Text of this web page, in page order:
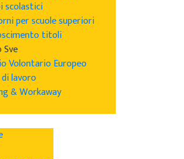
scolastici
per scuole superiori
titoli
Volontario Europeo
lavoro
& Workaway